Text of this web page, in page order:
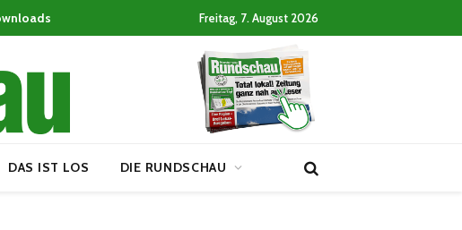
Freitag, 7. August 2026
DAS IST LOS DIE RUNDSCHAU